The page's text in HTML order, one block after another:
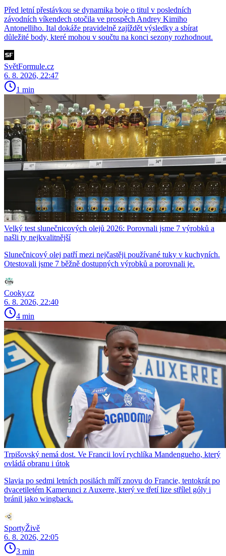
Před letní přestávkou se dynamika boje o titul v posledních
závodních víkendech otočila ve prospěch Andrey Kimiho
Antonelliho. Ital dokáže pravidelně zajíždět výsledky a sbírat
důležité body, které mohou v součtu na konci sezony rozhodnout.
SvětFormule.cz
6. 8. 2026, 22:47
1 min
Velký test slunečnicových olejů 2026: Porovnali jsme 7 výrobků a
našli ty nejkvalitnější
Slunečnicový olej patří mezi nejčastěji používané tuky v kuchyních.
Otestovali jsme 7 běžně dostupných výrobků a porovnali je.
Cooky.cz
6. 8. 2026, 22:40
4 min
Trpišovský nemá dost. Ve Francii loví rychlíka Mandengueho, který
ovládá obranu i útok
Slavia po sedmi letních posilách míří znovu do Francie, tentokrát po
dvacetiletém Kamerunci z Auxerre, který ve třetí lize střílel góly i
bránil jako wingback.
SportyŽivě
6. 8. 2026, 22:05
3 min